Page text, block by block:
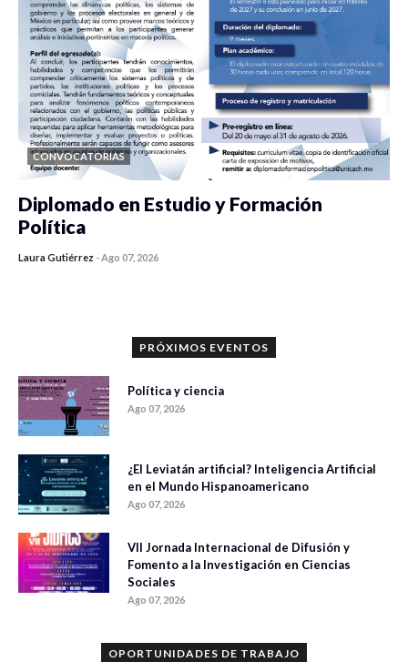
CONVOCATORIAS
Diplomado en Estudio y Formación
Política
Laura Gutiérrez -Ago 07, 2026
PRÓXIMOS EVENTOS
Política y ciencia
Ago 07, 2026
¿El Leviatán artificial? Inteligencia Artificial
en el Mundo Hispanoamericano
Ago 07, 2026
VII Jornada Internacional de Difusión y
Fomento a la Investigación en Ciencias
Sociales
Ago 07, 2026
OPORTUNIDADES DE TRABAJO